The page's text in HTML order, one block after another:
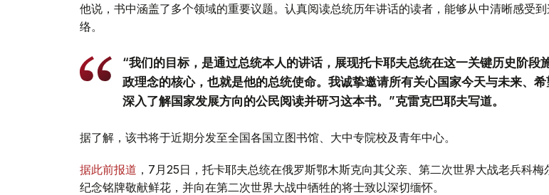
他说，书中涵盖了多个领域的重要议题。认真阅读总统历年讲话的读者，能够从中清晰感受
络。
“我们的目标，是通过总统本人的讲话，展现托卡耶夫总统在这一关键历史阶段
政理念的核心，也就是他的总统使命。我诚挚邀请所有关心国家今天与未来、希
深入了解国家发展方向的公民阅读并研习这本书。”克雷克巴耶夫写道。
据了解，该书将于近期分发至全国各国立图书馆、大中专院校及青年中心。
据此前报道 ，7月25日，托卡耶夫总统在俄罗斯鄂木斯克向其父亲、第二次世界大战老兵科梅
纪念铭牌敬献鲜花，并向在第二次世界大战中牺牲的将士致以深切缅怀。